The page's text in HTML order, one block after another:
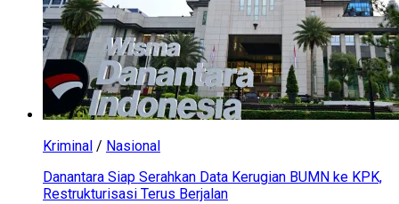
Kriminal / Nasional
Danantara Siap Serahkan Data Kerugian BUMN ke KPK,
Restrukturisasi Terus Berjalan